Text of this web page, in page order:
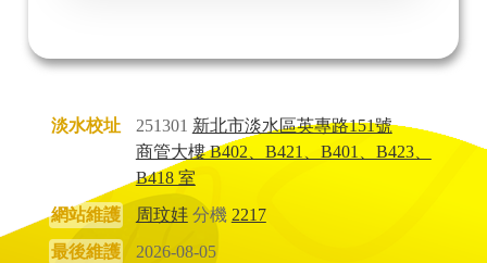
淡水校址 251301 新北市淡水區英專路151號
商管大樓 B402、B421、B401、B423、
B418 室
網站維護
周玟妦分機 2217
最後維護
2026-08-05